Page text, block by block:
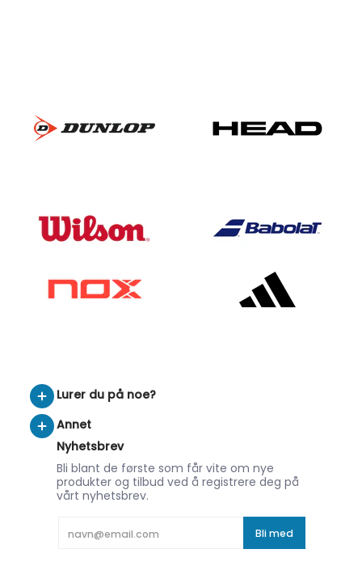
Lurer du på noe?
Annet
Nyhetsbrev
Bli blant de første som får vite om nye
produkter og tilbud ved å registrere deg på
vårt nyhetsbrev.
Bli med